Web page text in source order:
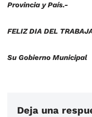
Provincia y País.-
FELIZ DIA DEL
Su Gobierno Municipal
Deja una